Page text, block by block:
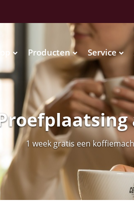
Waterkoelers
Waterkoelers
Producten Service
1 week gratis een